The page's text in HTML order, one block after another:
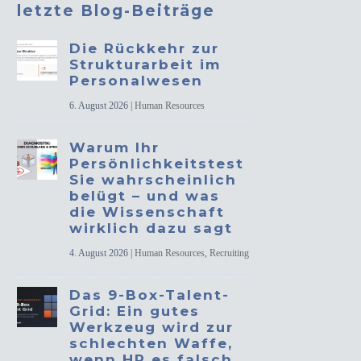
letzte Blog-Beiträge
Die Rückkehr zur
Strukturarbeit im
Personalwesen
6. August 2026 |Human Resources
Warum Ihr
Persönlichkeitstest
Sie wahrscheinlich
belügt – und was
die Wissenschaft
wirklich dazu sagt
4. August 2026 |Human Resources,Recruiting
Das 9-Box-Talent-
Grid: Ein gutes
Werkzeug wird zur
schlechten Waffe,